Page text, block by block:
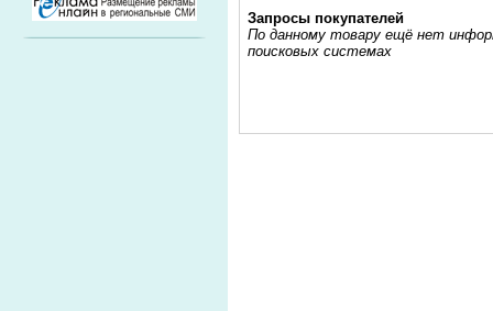
Запросы покупателей
По данному товару ещё нет
поисковых системах